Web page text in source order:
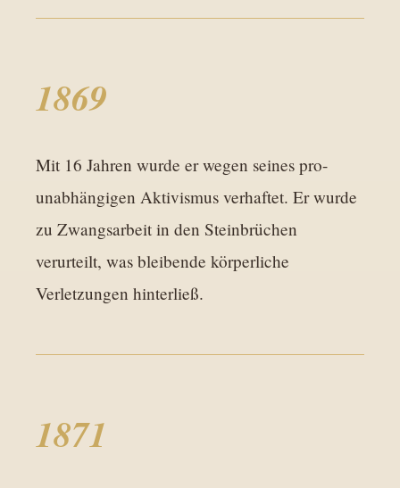
1869
Mit 16 Jahren wurde er wegen seines pro-
unabhängigen Aktivismus verhaftet. Er wurde
zu Zwangsarbeit in den Steinbrüchen
verurteilt, was bleibende körperliche
Verletzungen hinterließ.
1871